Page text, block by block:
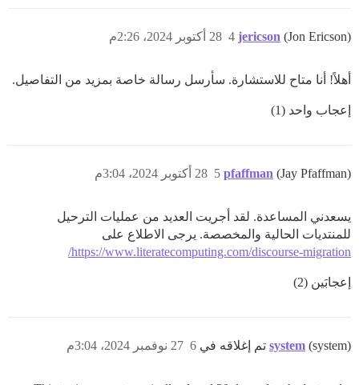
jericson (Jon Ericson) 28 أكتوبر 2024، 2:26م 4
أهلاً! أنا متاح للاستشارة. سأرسل رسالة خاصة بمزيد من التفاصيل.
إعجاب واحد (1)
pfaffman (Jay Pfaffman) 28 أكتوبر 2024، 3:04م 5
يسعدني المساعدة. لقد أجريت العديد من عمليات الترحيل
للمنتديات الحالية والمخصصة. يرجى الاطلاع على
https://www.literatecomputing.com/discourse-migration/
إعجابَين (2)
system (system) تم إغلاقه في 27 نوفمبر 2024، 3:04م 6